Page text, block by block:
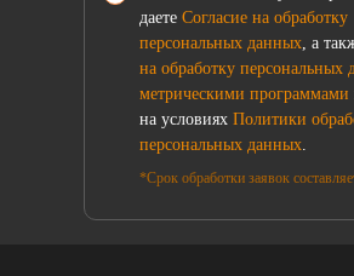
даете Согласие на обработку
персональных данных, а
на обработку персональных
метрическими программами
на условиях Политики
персональных данных.
*Срок обработки заявок